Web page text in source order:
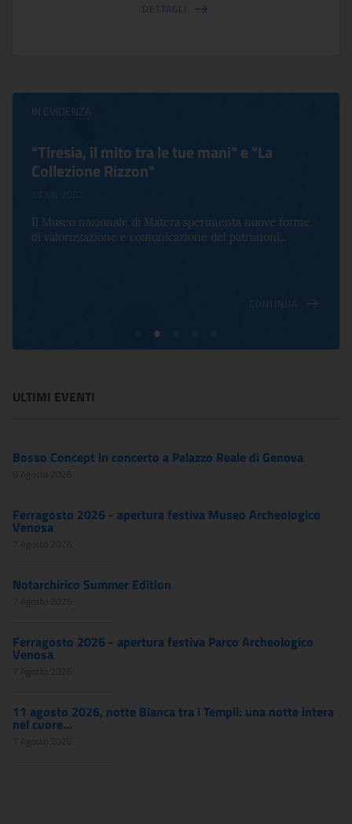
DETTAGLI
IN EVIDENZA
"Tiresia, il mito tra le tue mani" e "La
Collezione Rizzon"
28 July 2022
Il Museo nazionale di Matera sperimenta nuove forme
di valorizzazione e comunicazione del patrimoni...
CONTINUA
ULTIMI EVENTI
Bosso Concept in concerto a Palazzo Reale di Genova
8 Agosto 2026
Ferragosto 2026 - apertura festiva Museo Archeologico
Venosa
7 Agosto 2026
Notarchirico Summer Edition
7 Agosto 2026
Ferragosto 2026 - apertura festiva Parco Archeologico
Venosa
7 Agosto 2026
11 agosto 2026, notte Bianca tra i Templi: una notte intera
nel cuore...
7 Agosto 2026